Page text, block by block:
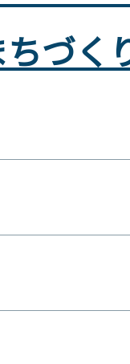
ちづく